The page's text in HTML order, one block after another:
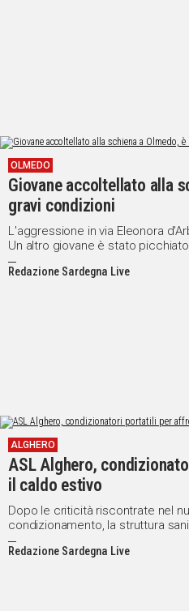
OLMEDO
Giovane accoltellato alla
gravi condizioni
L'aggressione in via Eleonora
Un altro giovane è stato
Indagano i Carabinieri
Redazione Sardegna Live
ALGHERO
ASL Alghero,
il caldo estivo
Dopo le criticità riscontrate nel
condizionamento, la struttura
temporanee per mantenere
Redazione Sardegna Live